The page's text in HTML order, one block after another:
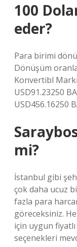
100
eder?
Para birimi
Dönüşüm
Konvertibl
USD91.23250
USD456.16250
mi?
İstanbul gibi
çok daha ucuz
fazla para
göreceksiniz.
için uygun
seçenekleri